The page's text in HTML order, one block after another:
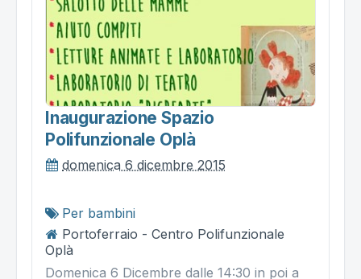
Inaugurazione Spazio
Polifunzionale Oplà
domenica 6 dicembre 2015
Per bambini
Portoferraio - Centro Polifunzionale
Oplà
Domenica 6 Dicembre dalle 14:30 in poi a